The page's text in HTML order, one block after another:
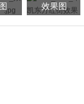
效果图